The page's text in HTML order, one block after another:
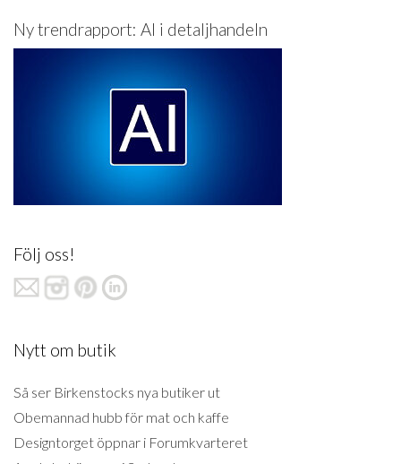
Ny trendrapport: AI i detaljhandeln
Följ oss!
Nytt om butik
Så ser Birkenstocks nya butiker ut
Obemannad hubb för mat och kaffe
Designtorget öppnar i Forumkvarteret